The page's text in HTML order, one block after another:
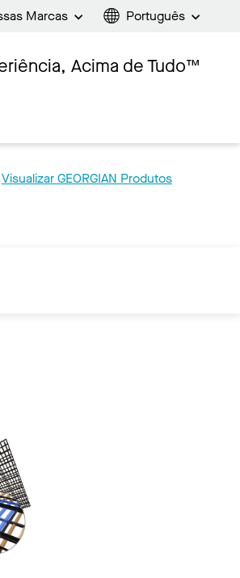
Marcas Português
Acima de Tudo™
Visualizar GEORGIAN Produtos